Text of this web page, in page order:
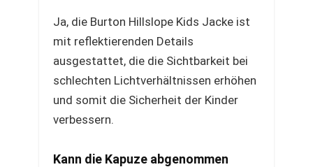
Ja, die Burton Hillslope Kids Jacke ist
mit reflektierenden Details
ausgestattet, die die Sichtbarkeit bei
schlechten Lichtverhältnissen erhöhen
und somit die Sicherheit der Kinder
verbessern.
Kann die Kapuze abgenommen